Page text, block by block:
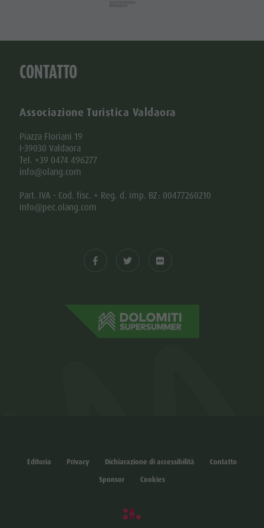
CONTATTO
Associazione Turistica Valdaora
Piazza Floriani 19
I-39030 Valdaora
Tel. +39 0474 496277
info@olang.com
Part. IVA - Cod. fisc. + Reg. d. imp. BZ: 00477260210
info@pec.olang.com
Editoria Privacy Dichiarazione di accessibilità
Contatto
Sponsor
Cookies